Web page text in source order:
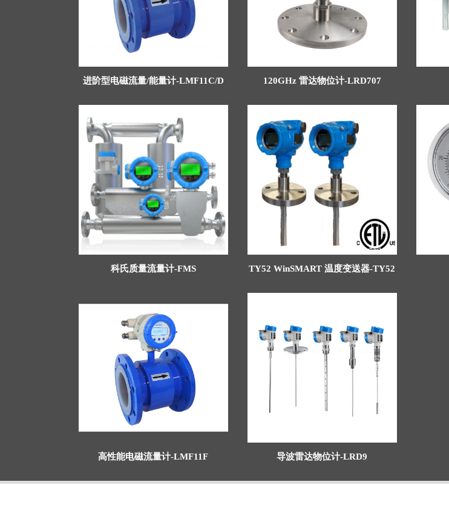
进阶型电磁流量/能量计-LMF11C/D 120GHz 雷达物位计-LRD707
科氏质量流量计-FMS TY52 WinSMART 温度变送器-TY52
高性能电磁流量计-LMF11F 导波雷达物位计-LRD9